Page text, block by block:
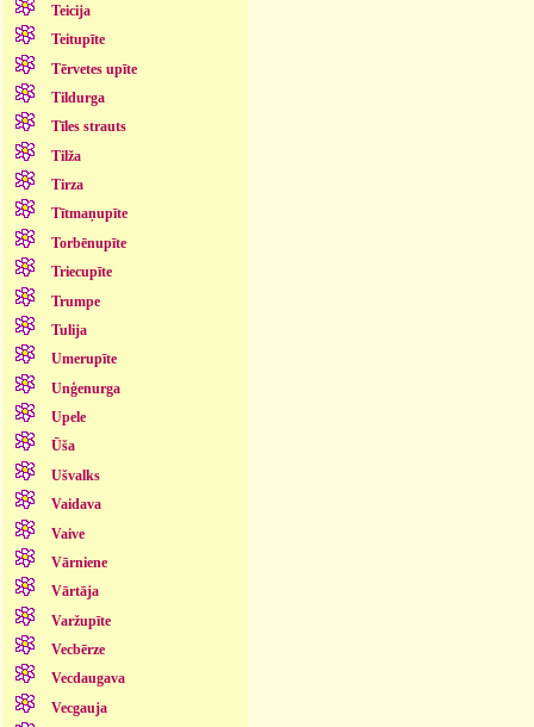
Teicija
Teitupīte
Tērvetes upīte
Tildurga
Tīles strauts
Tilža
Tirza
Tītmaņupīte
Torbēnupīte
Triecupīte
Trumpe
Tulija
Umerupīte
Unģenurga
Upele
Ūša
Ušvalks
Vaidava
Vaive
Vārniene
Vārtāja
Varžupīte
Vecbērze
Vecdaugava
Vecgauja